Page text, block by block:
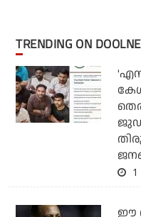
TRENDING ON
ഈ